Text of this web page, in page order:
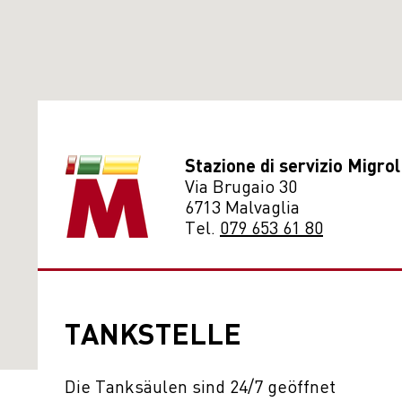
Stazione di servizio Migrol
Via Brugaio 30
6713 Malvaglia
Tel. 079 653 61 80
TANKSTELLE
Die Tanksäulen sind 24/7 geöffnet